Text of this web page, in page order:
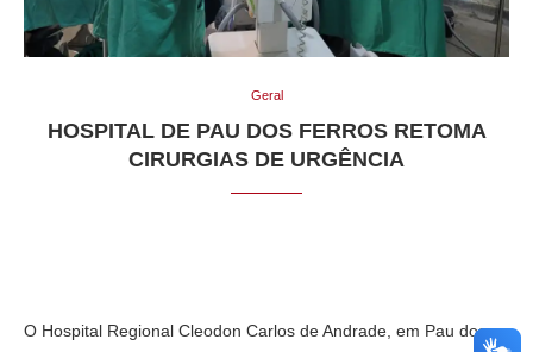
Geral
HOSPITAL DE PAU DOS FERROS RETOMA
CIRURGIAS DE URGÊNCIA
O Hospital Regional Cleodon Carlos de Andrade, em Pau dos